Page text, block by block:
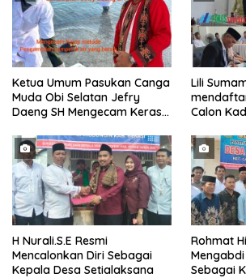
Ketua Umum Pasukan Canga
Muda Obi Selatan Jefry
Daeng SH Mengecam Keras
Air Laut di Laut yang Bersih
Lili
Calon
H Nurali.S.E Resmi
Mencalonkan Diri Sebagai
Kepala Desa Setialaksana
Rohmat
Sebagai